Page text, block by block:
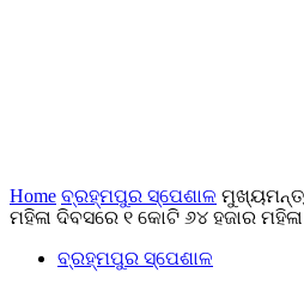
Home ବ୍ରହ୍ମପୁର ସ୍ପେଶାଳ
ମହିଳା ଦିବସରେ ୧ କୋଟି ୬୪ ହଜାର
ବ୍ରହ୍ମପୁର ସ୍ପେଶାଳ